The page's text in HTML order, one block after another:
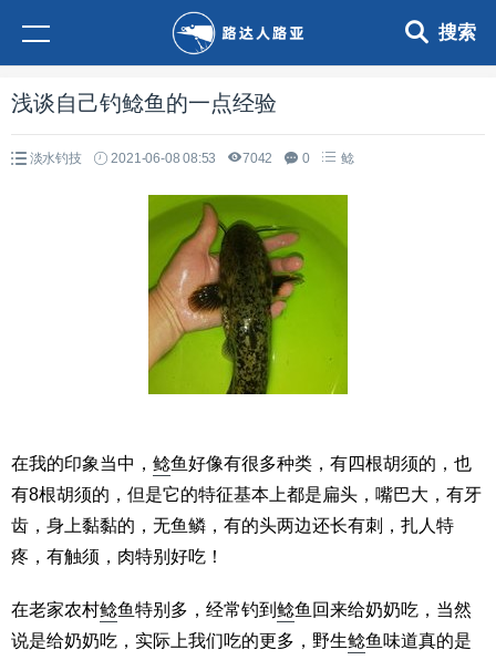
搜索
浅谈自己钓鲶鱼的一点经验
淡水钓技 2021-06-08 08:53 7042 0 鲶
在我的印象当中， 鲶鱼好像有很多种类，有四根胡须的，也
有8根胡须的，但是它的特征基本上都是扁头，嘴巴大，有牙
齿，身上黏黏的，无鱼鳞，有的头两边还长有刺，扎人特
疼，有触须，肉特别好吃！
在老家农村鲶鱼特别多，经常钓到 鲶鱼回来给奶奶吃，当然
说是给奶奶吃，实际上我们吃的更多，野生鲶鱼味道真的是